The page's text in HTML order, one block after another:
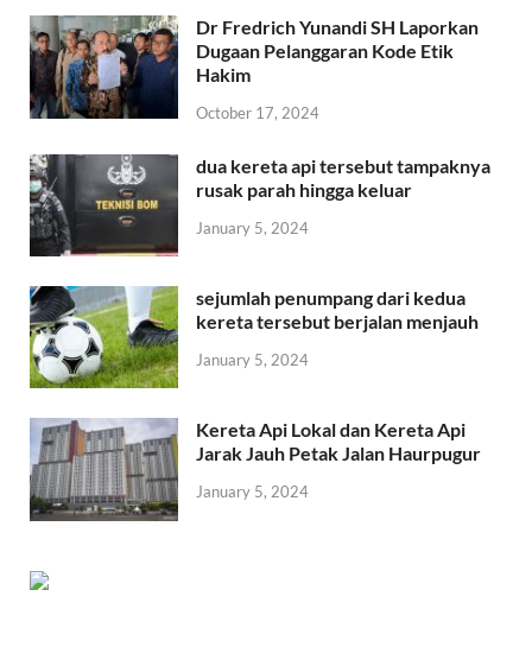
Dr Fredrich Yunandi SH Laporkan
Dugaan Pelanggaran Kode Etik
Hakim
October 17, 2024
dua kereta api tersebut tampaknya
rusak parah hingga keluar
January 5, 2024
sejumlah penumpang dari kedua
kereta tersebut berjalan menjauh
January 5, 2024
Kereta Api Lokal dan Kereta Api
Jarak Jauh Petak Jalan Haurpugur
January 5, 2024